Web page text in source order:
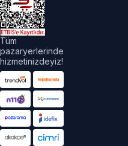
Tüm
pazaryerlerinde
hizmetinizdeyiz!